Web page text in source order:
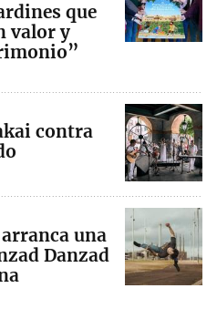
que
valor y
contra
una
Danzad